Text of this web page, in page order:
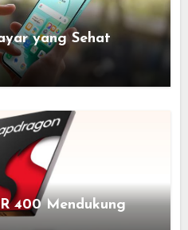
yang Sehat
400 Mendukung